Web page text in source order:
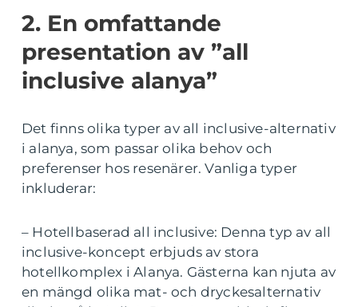
2. En omfattande
presentation av ”all
inclusive alanya”
Det finns olika typer av all inclusive-alternativ
i alanya, som passar olika behov och
preferenser hos resenärer. Vanliga typer
inkluderar:
– Hotellbaserad all inclusive: Denna typ av all
inclusive-koncept erbjuds av stora
hotellkomplex i Alanya. Gästerna kan njuta av
en mängd olika mat- och dryckesalternativ